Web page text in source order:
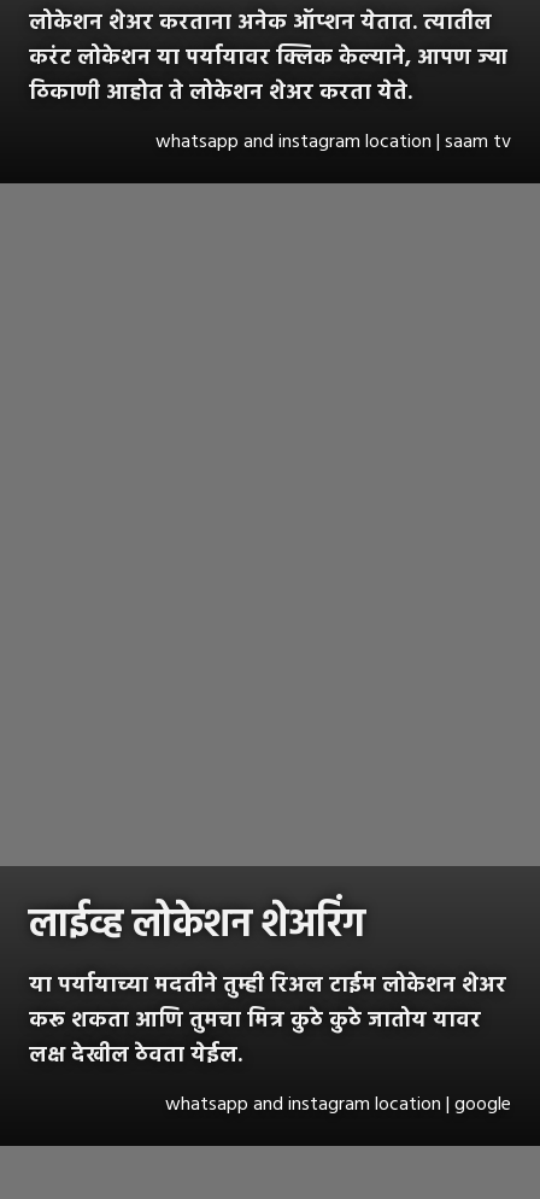
लोकेशन शेअर करताना अनेक ऑप्शन येतात. त्यातील
करंट लोकेशन या पर्यायावर क्लिक केल्याने, आपण ज्या
ठिकाणी आहोत ते लोकेशन शेअर करता येते.
whatsapp and instagram location | saam tv
लाईव्ह लोकेशन शेअरिंग
या पर्यायाच्या मदतीने तुम्ही रिअल टाईम लोकेशन शेअर
करू शकता आणि तुमचा मित्र कुठे कुठे जातोय यावर
लक्ष देखील ठेवता येईल.
whatsapp and instagram location | google